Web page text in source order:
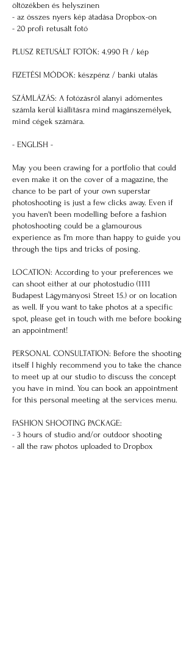
öltözékben és helyszínen
- az összes nyers kép átadása Dropbox-on
- 20 profi retusált fotó
PLUSZ RETUSÁLT FOTÓK: 4.990 Ft / kép
FIZETÉSI MÓDOK: készpénz / banki utalás
SZÁMLÁZÁS: A fotózásról alanyi adómentes
számla kerül kiállításra mind magánszemélyek,
mind cégek számára.
- ENGLISH -
May you been crawing for a portfolio that could
even make it on the cover of a magazine, the
chance to be part of your own superstar
photoshooting is just a few clicks away. Even if
you haven't been modelling before a fashion
photoshooting could be a glamourous
experience as I'm more than happy to guide you
through the tips and tricks of posing.
LOCATION: According to your preferences we
can shoot either at our photostudio (1111
Budapest Lágymányosi Street 15.) or on location
as well. If you want to take photos at a specific
spot, please get in touch with me before booking
an appointment!
PERSONAL CONSULTATION: Before the shooting
itself I highly recommend you to take the chance
to meet up at our studio to discuss the concept
you have in mind. You can book an appointment
for this personal meeting at the services menu.
FASHION SHOOTING PACKAGE:
- 3 hours of studio and/or outdoor shooting
- all the raw photos uploaded to Dropbox